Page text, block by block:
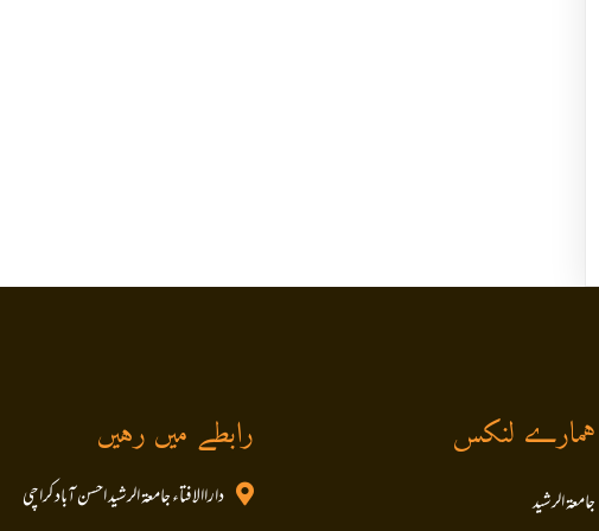
ہمارے لنکس
جامعۃ الرشید
رابطے میں رہیں
داراالافتاء جامعۃ الرشید احسن آباد کراچی